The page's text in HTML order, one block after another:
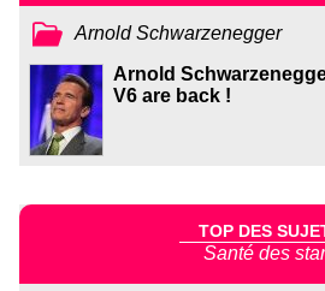
Arnold Schwarzenegger
Arnold
V6 are back !
TOP DES
Santé des